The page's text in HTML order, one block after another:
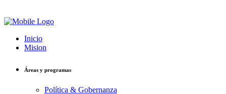
Inicio
Mision
Áreas y programas
Política & Gobernanza